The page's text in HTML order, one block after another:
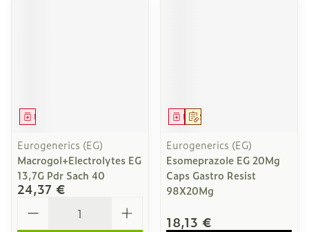
Médicament
Eurogenerics (EG)
Macrogol+Electrolytes EG
13,7G Pdr Sach 40
24,37 €
Sur prescription
Médicament
Eurogenerics (EG)
Esomeprazole EG 20Mg
Caps Gastro Resist
98X20Mg
18,13 €